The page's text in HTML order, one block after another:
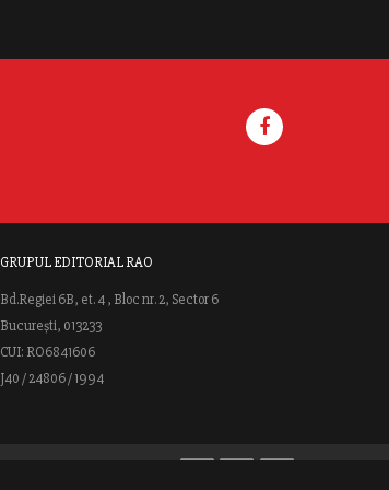
GRUPUL EDITORIAL RAO
Bd.Regiei 6B, et. 4 , Bloc nr. 2, Sector 6
București, 013233
CUI: RO6841606
J40 / 24806 / 1994